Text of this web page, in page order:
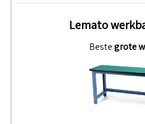
Lemato
Bestegrote